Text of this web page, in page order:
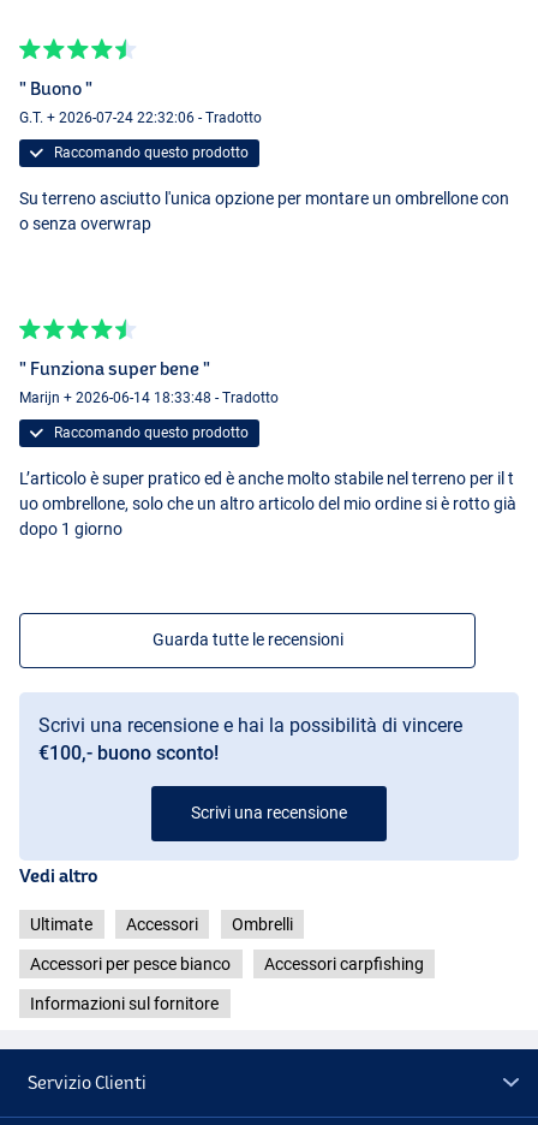
" Buono "
G.T. + 2026-07-24 22:32:06 - Tradotto
Raccomando questo prodotto
Su terreno asciutto l'unica opzione per montare un ombrellone con
o senza overwrap
" Funziona super bene "
Marijn + 2026-06-14 18:33:48 - Tradotto
Raccomando questo prodotto
L’articolo è super pratico ed è anche molto stabile nel terreno per il t
uo ombrellone, solo che un altro articolo del mio ordine si è rotto già
dopo 1 giorno
Guarda tutte le recensioni
Scrivi una recensione e hai la possibilità di vincere
€100,- buono sconto!
Scrivi una recensione
Vedi altro
Ultimate Accessori Ombrelli
Accessori per pesce bianco Accessori carpfishing
Informazioni sul fornitore
Servizio Clienti